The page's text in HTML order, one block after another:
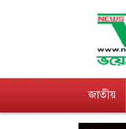
জাতীয়